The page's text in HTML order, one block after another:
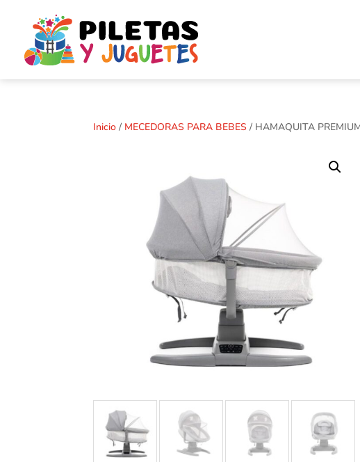
Inicio / MECEDORAS PARA BEBES / HAMAQUITA